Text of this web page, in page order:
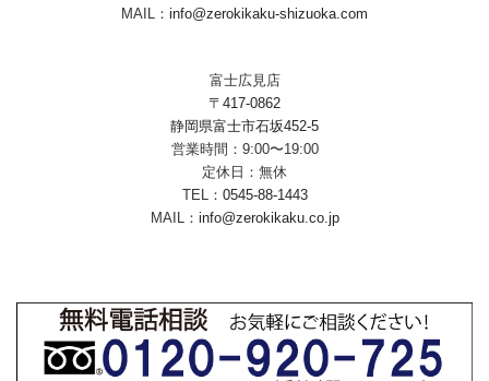
MAIL： info@zerokikaku-shizuoka.com
富士広見店
〒417-0862
静岡県富士市石坂452-5
営業時間：9:00〜19:00
定休日：無休
TEL： 0545-88-1443
MAIL： info@zerokikaku.co.jp